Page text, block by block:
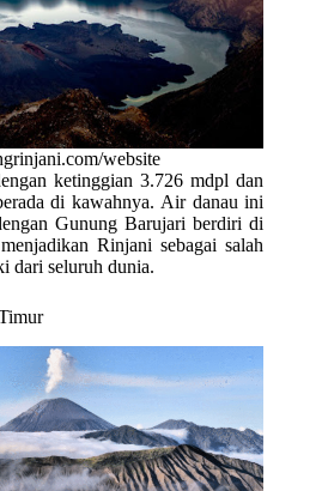
website
ketinggian 3.726 mdpl dan
di kawahnya. Air danau ini
Gunung Barujari berdiri di
Rinjani sebagai salah
dari seluruh dunia.